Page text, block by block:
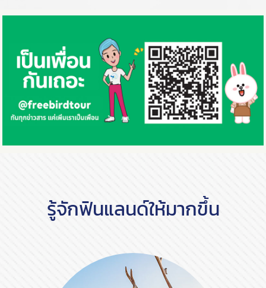
รู้จักฟินแลนด์ให้มากขึ้น